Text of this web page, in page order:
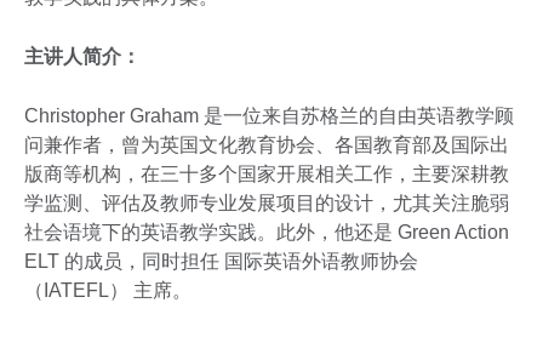
主讲人简介：
Christopher Graham 是一位来自苏格兰的自由英语教学顾
问兼作者，曾为英国文化教育协会、各国教育部及国际出
版商等机构，在三十多个国家开展相关工作，主要深耕教
学监测、评估及教师专业发展项目的设计，尤其关注脆弱
社会语境下的英语教学实践。此外，他还是 Green Action
ELT 的成员，同时担任 国际英语外语教师协会
（IATEFL） 主席。